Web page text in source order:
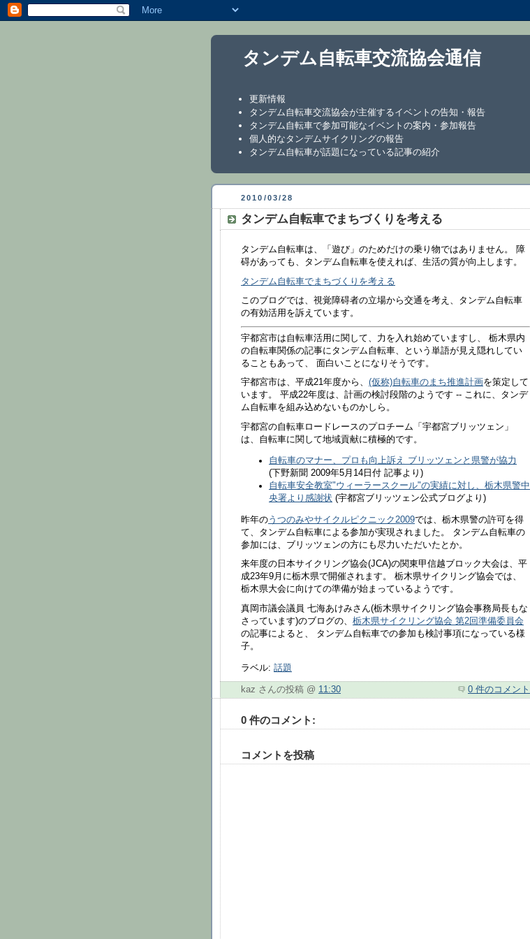
タンデム自転車交流協会通信
更新情報
タンデム自転車交流協会が主催するイベントの告知・報告
タンデム自転車で参加可能なイベントの案内・参加報告
個人的なタンデムサイクリングの報告
タンデム自転車が話題になっている記事の紹介
2010/03/28
タンデム自転車でまちづくりを考える
タンデム自転車は、「遊び」のためだけの乗り物ではありません。 障
碍があっても、タンデム自転車を使えれば、生活の質が向上します。
タンデム自転車でまちづくりを考える
このブログでは、視覚障碍者の立場から交通を考え、タンデム自転車
の有効活用を訴えています。
宇都宮市は自転車活用に関して、力を入れ始めていますし、 栃木県内
の自転車関係の記事にタンデム自転車、という単語が見え隠れしてい
ることもあって、 面白いことになりそうです。
宇都宮市は、平成21年度から、 (仮称)自転車のまち推進計画を策定して
います。 平成22年度は、計画の検討段階のようです -- これに、タンデ
ム自転車を組み込めないものかしら。
宇都宮の自転車ロードレースのプロチーム「宇都宮ブリッツェン」
は、自転車に関して地域貢献に積極的です。
自転車のマナー、プロも向上訴え ブリッツェンと県警が協力
(下野新聞 2009年5月14日付 記事より)
自転車安全教室"ウィーラースクール"の実績に対し、栃木県警中
央署より感謝状 (宇都宮ブリッツェン公式ブログより)
昨年のうつのみやサイクルピクニック2009では、栃木県警の許可を得
て、タンデム自転車による参加が実現されました。 タンデム自転車の
参加には、ブリッツェンの方にも尽力いただいたとか。
来年度の日本サイクリング協会(JCA)の関東甲信越ブロック大会は、平
成23年9月に栃木県で開催されます。 栃木県サイクリング協会では、
栃木県大会に向けての準備が始まっているようです。
真岡市議会議員 七海あけみさん(栃木県サイクリング協会事務局長もな
さっています)のブログの、 栃木県サイクリング協会 第2回準備委員会
の記事によると、 タンデム自転車での参加も検討事項になっている様
子。
ラベル: 話題
kaz さんの投稿 @ 11:30 0 件のコメント
0 件のコメント:
コメントを投稿